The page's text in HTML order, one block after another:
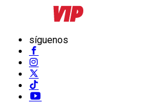
síguenos